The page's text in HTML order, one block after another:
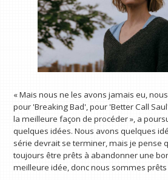
« Mais nous ne les avons jamais eu,
pour 'Breaking Bad', pour 'Better Call
la meilleure façon de procéder », a
quelques idées. Nous avons quelques
série devrait se terminer, mais je pense
toujours être prêts à abandonner une
meilleure idée, donc nous sommes